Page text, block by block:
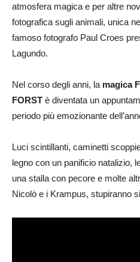
atmosfera magica e per altre
fotografica sugli animali, unica
famoso fotografo Paul Croes
Lagundo.
Nel corso degli anni, la magica
FORST è diventata un
periodo più emozionante
Luci scintillanti, caminetti
legno con un panificio natalizio,
una stalla con pecore e molte
Nicolò e i Krampus, stupiranno